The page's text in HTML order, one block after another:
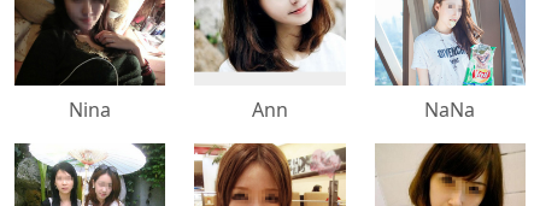
500x500
Nina
500x500
Ann
500x500
NaNa